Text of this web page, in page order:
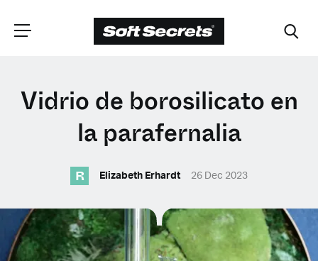
ELIGE TU
UBICACIÓN
English (United Kingdom)
English (United States)
Vidrio de borosilicato en
la parafernalia
R Elizabeth Erhardt 26 Dec 2023